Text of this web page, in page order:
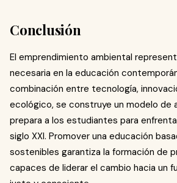
Conclusión
El emprendimiento ambiental
necesaria en la educación
combinación entre tecnología,
ecológico, se construye un modelo de
prepara a los estudiantes para
siglo XXI. Promover una educación
sostenibles garantiza la formación de
capaces de liderar el cambio hacia un